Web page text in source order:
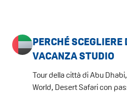
PERCHÉ
VACANZA STUDIO
Tour della città di Abu
World, Desert Safari con